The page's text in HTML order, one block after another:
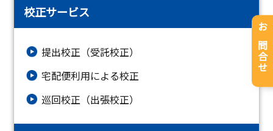
校正サービス
提出校正（受託校正）
宅配便利用による校正
巡回校正（出張校正）
お問合せ